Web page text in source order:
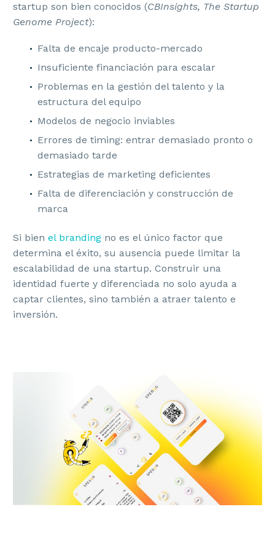
startup son bien conocidos (CBInsights, The Startup
Genome Project):
Falta de encaje producto-mercado
Insuficiente financiación para escalar
Problemas en la gestión del talento y la
estructura del equipo
Modelos de negocio inviables
Errores de timing: entrar demasiado pronto o
demasiado tarde
Estrategias de marketing deficientes
Falta de diferenciación y construcción de
marca
Si bien el branding no es el único factor que
determina el éxito, su ausencia puede limitar la
escalabilidad de una startup. Construir una
identidad fuerte y diferenciada no solo ayuda a
captar clientes, sino también a atraer talento e
inversión.